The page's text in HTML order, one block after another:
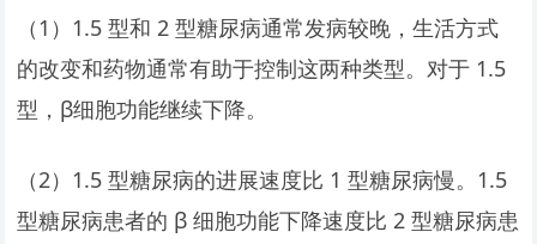
（1）1.5 型和 2 型糖尿病通常发病较晚，生活方式
的改变和药物通常有助于控制这两种类型。对于 1.5
型，β细胞功能继续下降。
（2）1.5 型糖尿病的进展速度比 1 型糖尿病慢。1.5
型糖尿病患者的 β 细胞功能下降速度比 2 型糖尿病患